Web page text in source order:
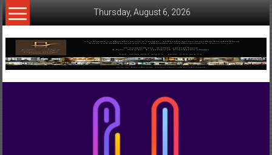
Skip
to
Thursday, August 6, 2026
www.ujunctionnews.com
เว็บ
ข่าว